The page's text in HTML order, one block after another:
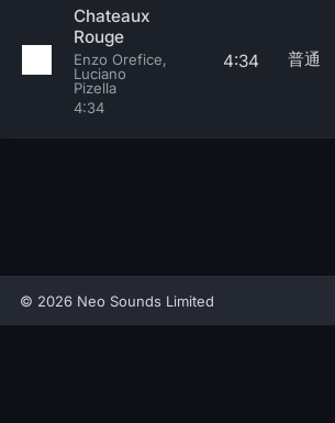
Chateaux
Rouge
Enzo Orefice,
Luciano
Pizella
4:34
4:34 普通
© 2026 Neo Sounds Limited